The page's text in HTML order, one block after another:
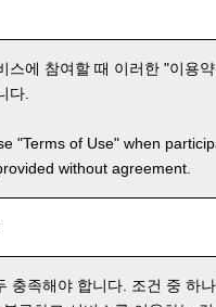
스에 참여할 때 이러한 "이용
다.
"Terms of Use" when
without agreement.
충족해야 합니다. 조건 중 하